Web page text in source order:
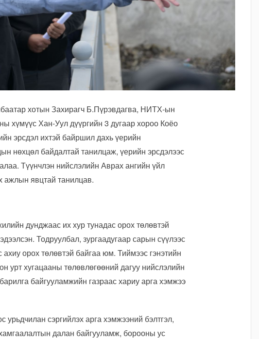
хотын Захирагч Б.Пүрэвдагва, НИТХ-ын
хүмүүс Хан-Уул дүүргийн 3 дугаар хороо Коёо
эрсдэл ихтэй байршил дахь үерийн
нөхцөл байдалтай танилцаж, үерийн эрсдэлээс
Түүнчлэн нийслэлийн Аврах ангийн үйл
ажлын явцтай танилцав.
дунджаас их хур тунадас орох төлөвтэй
Тодруулбал, зургаадугаар сарын сүүлээс
орох төлөвтэй байгаа юм. Тиймээс гэнэтийн
урт хугацааны төлөвлөгөөний дагуу нийслэлийн
байгууламжийн газраас хариу арга хэмжээ
сэргийлэх арга хэмжээний бэлтгэл,
далан байгууламж, борооны ус